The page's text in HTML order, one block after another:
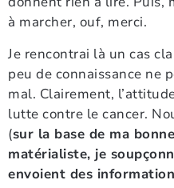
à marcher, ouf, merci.
Je rencontrai là un cas
peu de connaissance ne
mal. Clairement,
lutte contre le cancer.
(sur la base de ma
matérialiste, je
envoient des